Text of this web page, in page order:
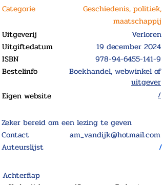
Categorie
Geschiedenis, politiek,
maatschappij
Uitgeverij
Verloren
Uitgiftedatum
19 december 2024
ISBN
978-94-6455-141-9
Bestelinfo
Boekhandel, webwinkel of
uitgever
Eigen website
/
Zeker bereid om een lezing te geven
Contact
am_vandijk@hotmail.com
Auteurslijst
/
Achterflap